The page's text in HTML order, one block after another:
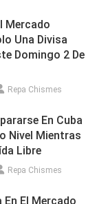
Mercado
Una Divisa
Domingo 2 De
Repa Chismes
En Cuba
Nivel Mientras
Libre
Repa Chismes
En El Mercado